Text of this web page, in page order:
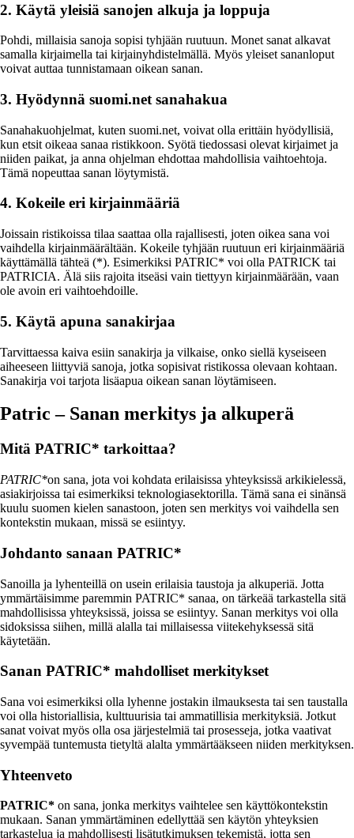
2. Käytä yleisiä sanojen alkuja ja loppuja
Pohdi, millaisia sanoja sopisi tyhjään ruutuun. Monet sanat alkavat
samalla kirjaimella tai kirjainyhdistelmällä. Myös yleiset sananloput
voivat auttaa tunnistamaan oikean sanan.
3. Hyödynnä suomi.net sanahakua
Sanahakuohjelmat, kuten suomi.net, voivat olla erittäin hyödyllisiä,
kun etsit oikeaa sanaa ristikkoon. Syötä tiedossasi olevat kirjaimet ja
niiden paikat, ja anna ohjelman ehdottaa mahdollisia vaihtoehtoja.
Tämä nopeuttaa sanan löytymistä.
4. Kokeile eri kirjainmääriä
Joissain ristikoissa tilaa saattaa olla rajallisesti, joten oikea sana voi
vaihdella kirjainmäärältään. Kokeile tyhjään ruutuun eri kirjainmääriä
käyttämällä tähteä (*). Esimerkiksi PATRIC* voi olla PATRICK tai
PATRICIA. Älä siis rajoita itseäsi vain tiettyyn kirjainmäärään, vaan
ole avoin eri vaihtoehdoille.
5. Käytä apuna sanakirjaa
Tarvittaessa kaiva esiin sanakirja ja vilkaise, onko siellä kyseiseen
aiheeseen liittyviä sanoja, jotka sopisivat ristikossa olevaan kohtaan.
Sanakirja voi tarjota lisäapua oikean sanan löytämiseen.
Patric – Sanan merkitys ja alkuperä
Mitä PATRIC* tarkoittaa?
PATRIC*on sana, jota voi kohdata erilaisissa yhteyksissä arkikielessä,
asiakirjoissa tai esimerkiksi teknologiasektorilla. Tämä sana ei sinänsä
kuulu suomen kielen sanastoon, joten sen merkitys voi vaihdella sen
kontekstin mukaan, missä se esiintyy.
Johdanto sanaan PATRIC*
Sanoilla ja lyhenteillä on usein erilaisia taustoja ja alkuperiä. Jotta
ymmärtäisimme paremmin PATRIC* sanaa, on tärkeää tarkastella sitä
mahdollisissa yhteyksissä, joissa se esiintyy. Sanan merkitys voi olla
sidoksissa siihen, millä alalla tai millaisessa viitekehyksessä sitä
käytetään.
Sanan PATRIC* mahdolliset merkitykset
Sana voi esimerkiksi olla lyhenne jostakin ilmauksesta tai sen taustalla
voi olla historiallisia, kulttuurisia tai ammatillisia merkityksiä. Jotkut
sanat voivat myös olla osa järjestelmiä tai prosesseja, jotka vaativat
syvempää tuntemusta tietyltä alalta ymmärtääkseen niiden merkityksen.
Yhteenveto
PATRIC* on sana, jonka merkitys vaihtelee sen käyttökontekstin
mukaan. Sanan ymmärtäminen edellyttää sen käytön yhteyksien
tarkastelua ja mahdollisesti lisätutkimuksen tekemistä, jotta sen